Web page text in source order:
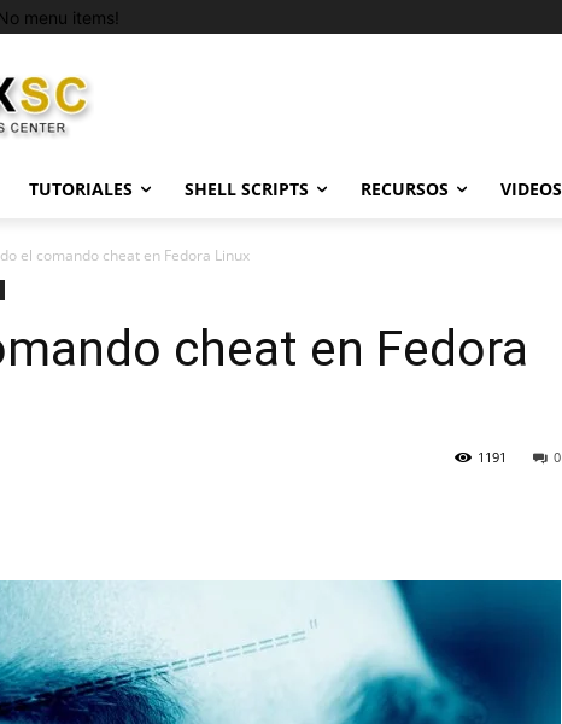
menu items!
TUTORIALES SHELL SCRIPTS RECURSOS VIDEOS
el comando cheat en Fedora Linux
cheat en Fedora
0
1191